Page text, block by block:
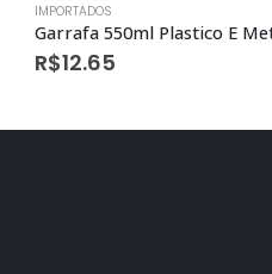
IMPORTADOS
R$12.65